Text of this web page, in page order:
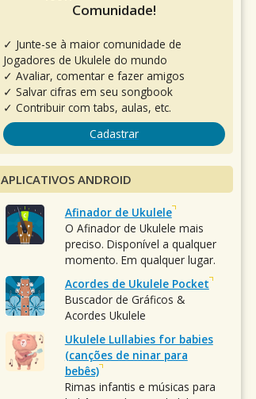
Comunidade!
✓ Junte-se à maior comunidade de
Jogadores de Ukulele do mundo
✓ Avaliar, comentar e fazer amigos
✓ Salvar cifras em seu songbook
✓ Contribuir com tabs, aulas, etc.
Cadastrar
APLICATIVOS ANDROID
Afinador de Ukulele
O Afinador de Ukulele mais
preciso. Disponível a qualquer
momento. Em qualquer lugar.
Acordes de Ukulele Pocket
Buscador de Gráficos &
Acordes Ukulele
Ukulele Lullabies for babies
(canções de ninar para
bebês)
Rimas infantis e músicas para